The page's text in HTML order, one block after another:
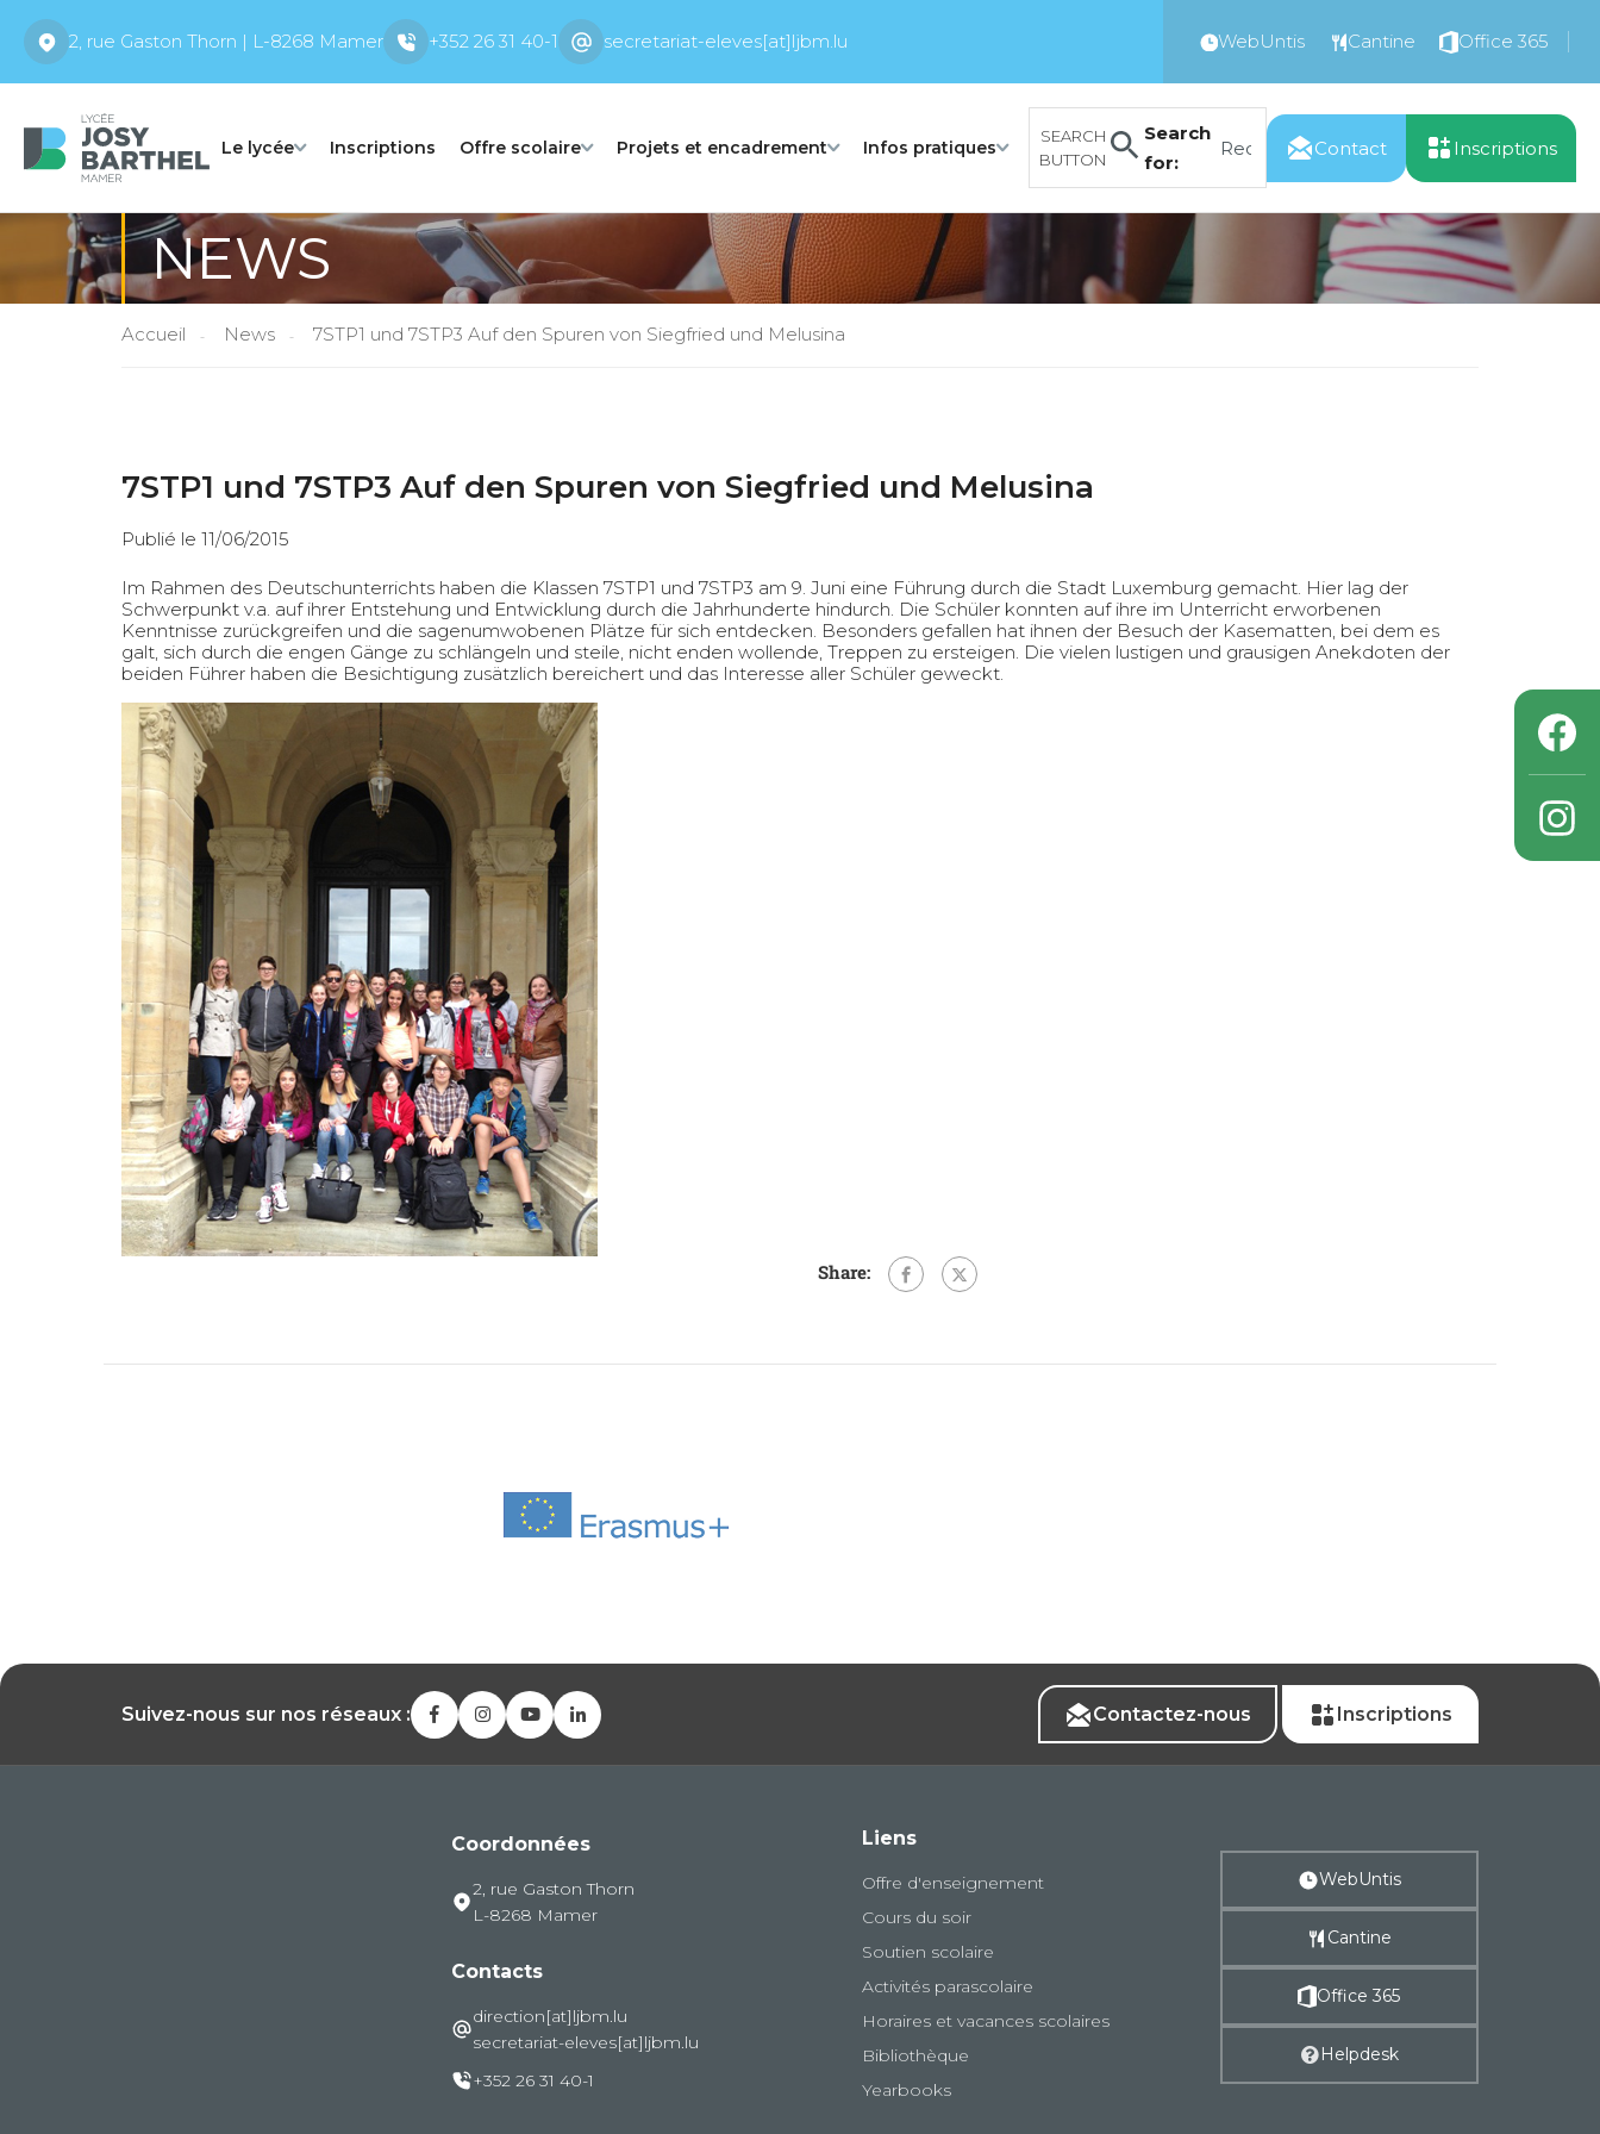
2, rue Gaston Thorn | L-8268 Mamer +352 26 31 40-1 secretariat-eleves[at]ljbm.lu WebUntis Cantine Office 365
Le lycée Inscriptions Offre scolaire Projets et encadrement Infos pratiques
Search
for:
SEARCH
BUTTON
Contact Inscriptions
NEWS
Accueil News 7STP1 und 7STP3 Auf den Spuren von Siegfried und Melusina
7STP1 und 7STP3 Auf den Spuren von Siegfried und Melusina
Publié le 11/06/2015
Im Rahmen des Deutschunterrichts haben die Klassen 7STP1 und 7STP3 am 9. Juni eine Führung durch die Stadt Luxemburg gemacht. Hier lag der
Schwerpunkt v.a. auf ihrer Entstehung und Entwicklung durch die Jahrhunderte hindurch. Die Schüler konnten auf ihre im Unterricht erworbenen
Kenntnisse zurückgreifen und die sagenumwobenen Plätze für sich entdecken. Besonders gefallen hat ihnen der Besuch der Kasematten, bei dem es
galt, sich durch die engen Gänge zu schlängeln und steile, nicht enden wollende, Treppen zu ersteigen. Die vielen lustigen und grausigen Anekdoten der
beiden Führer haben die Besichtigung zusätzlich bereichert und das Interesse aller Schüler geweckt.
Share:
Suivez-nous sur nos réseaux : Contactez-nous Inscriptions
Coordonnées
2, rue Gaston Thorn
L-8268 Mamer
Contacts
direction[at]ljbm.lu
secretariat-eleves[at]ljbm.lu
+352 26 31 40-1
Liens
Offre d'enseignement
Cours du soir
Soutien scolaire
Activités parascolaire
Horaires et vacances scolaires
Bibliothèque
Yearbooks
WebUntis
Cantine
Office 365
Helpdesk